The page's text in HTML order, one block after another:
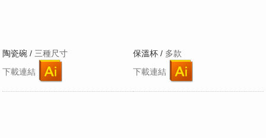
陶瓷碗 / 三種尺寸
下載連結
保溫杯 / 多款
下載連結